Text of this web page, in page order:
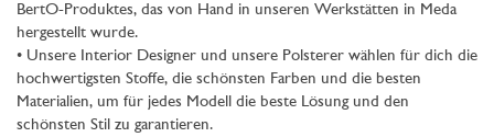
BertO-Produktes, das von Hand in unseren Werkstätten in Meda
hergestellt wurde.
• Unsere Interior Designer und unsere Polsterer wählen für dich die
hochwertigsten Stoffe, die schönsten Farben und die besten
Materialien, um für jedes Modell die beste Lösung und den
schönsten Stil zu garantieren.